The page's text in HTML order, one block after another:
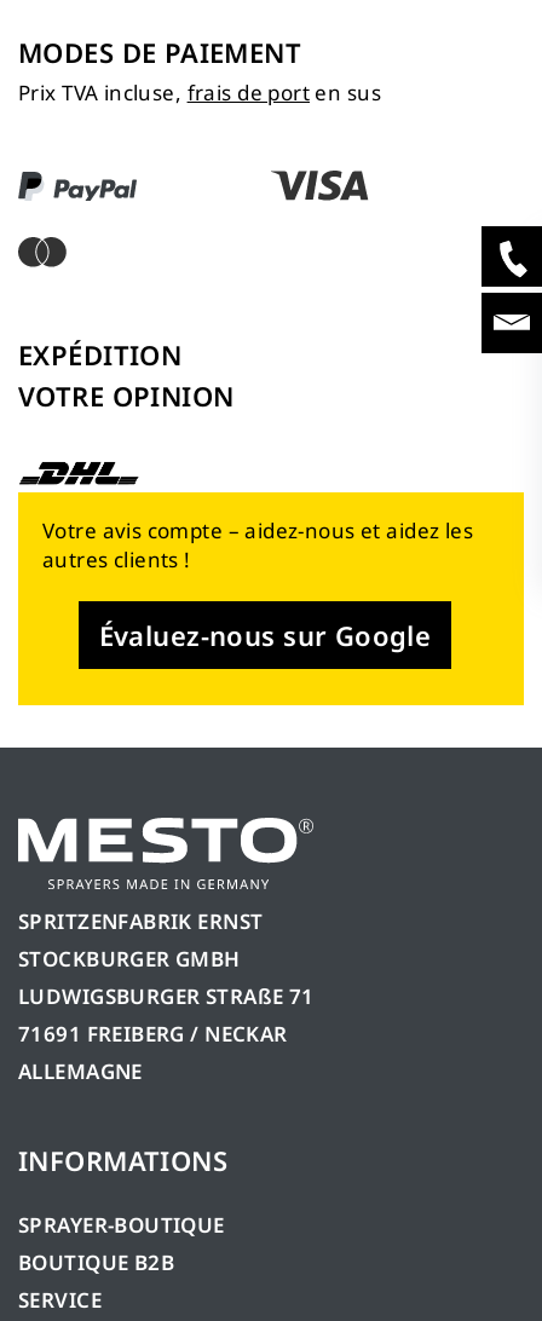
MODES DE PAIEMENT
Prix TVA incluse, frais de port en sus
EXPÉDITION
VOTRE OPINION
Votre avis compte – aidez-nous et aidez les
autres clients !
Évaluez-nous sur Google
SPRITZENFABRIK ERNST
STOCKBURGER GMBH
LUDWIGSBURGER STRAßE 71
71691 FREIBERG / NECKAR
ALLEMAGNE
INFORMATIONS
SPRAYER-BOUTIQUE
BOUTIQUE B2B
SERVICE